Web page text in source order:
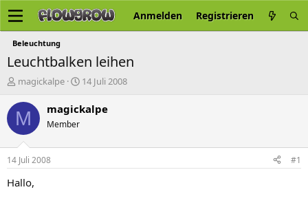
Anmelden Registrieren
Beleuchtung
Leuchtbalken leihen
E
s
t
e
r
magickalpe
E
s
t
14 Juli 2008
M magickalpe
Member
14 Juli 2008 #1
Hallo,